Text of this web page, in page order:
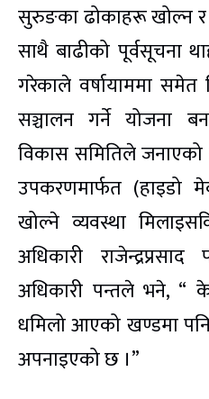
सुरुङका ढोकाहरू खोल्न र
साथै बाढीको पूर्वसूचना
गरेकाले वर्षायाममा
सञ्चालन गर्ने योजना
विकास समितिले
उपकरणमार्फत (हाइडो
खोल्ने व्यवस्था
अधिकारी
अधिकारी पन्तले भने, “
धमिलो आएको खण्डमा
अपनाइएको छ ।”